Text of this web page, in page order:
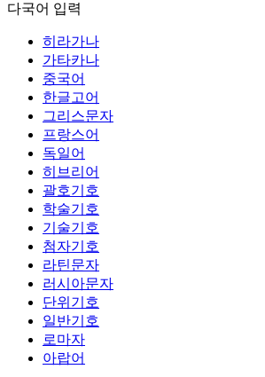
다국어 입력
히라가나
가타카나
중국어
한글고어
그리스문자
프랑스어
독일어
히브리어
괄호기호
학술기호
기술기호
첨자기호
라틴문자
러시아문자
단위기호
일반기호
로마자
아랍어